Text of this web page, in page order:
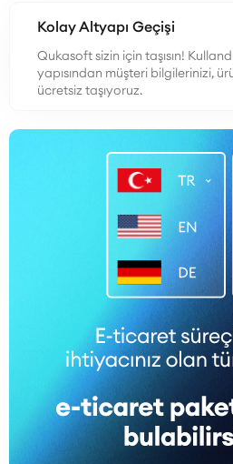
Kolay Altyapı Geçişi
Qukasoft sizin için taşısın!
yapısından müşteri bilgilerinizi,
ücretsiz taşıyoruz.